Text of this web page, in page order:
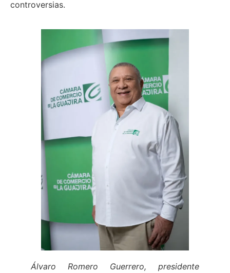
controversias.
Álvaro Romero Guerrero, presidente